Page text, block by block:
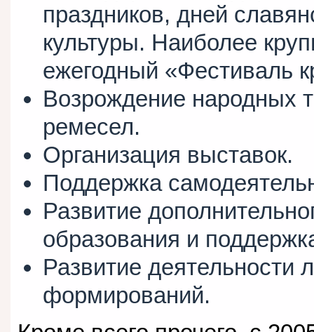
праздников, дней
культуры. Наиболее
ежегодный «Фестиваль
Возрождение народных
ремесел.
Организация выставок.
Поддержка
Развитие
образования и
Развитие деятельности
формирований.